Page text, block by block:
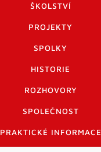
ŠKOLSTVÍ
PROJEKTY
SPOLKY
HISTORIE
ROZHOVORY
SPOLEČNOST
PRAKTICKÉ INFORMACE